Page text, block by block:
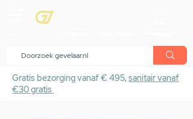
Gratis bezorging vanaf € 495,sanitair vanaf
€30 gratis